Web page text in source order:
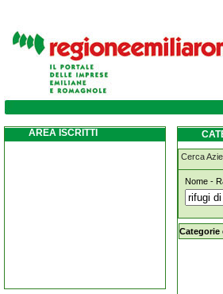
rifugi-di-montagna masi-
AREA ISCRITTI
Cerca
Nome -
rifugi-
Categorie